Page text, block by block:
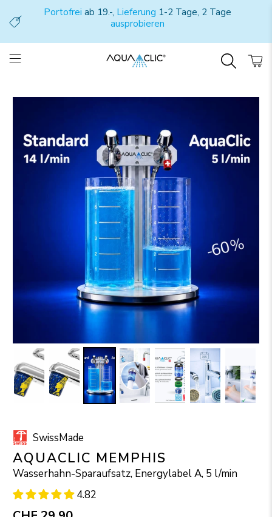
Portofrei ab 19.-, Lieferung 1-2 Tage, 2 Tage
ausprobieren
SwissMade
AQUACLIC MEMPHIS
Wasserhahn-Sparaufsatz, Energylabel A, 5 l/min
4.82